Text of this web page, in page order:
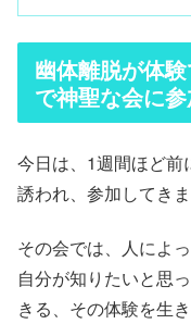
幽体離脱が体
で神聖な会に
今日は、1週間ほど前
誘われ、参加してきま
その会では、人によ
自分が知りたいと思
きる、その体験を生